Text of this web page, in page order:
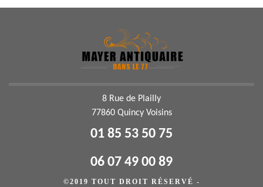
8 Rue de Plailly
77860 Quincy Voisins
01 85 53 50 75
06 07 49 00 89
©2019 TOUT DROIT RÉSERVÉ -